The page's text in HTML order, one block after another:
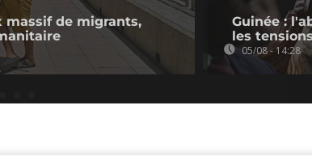
massif de migrants,
Guinée :
les
05/08 - 14:28